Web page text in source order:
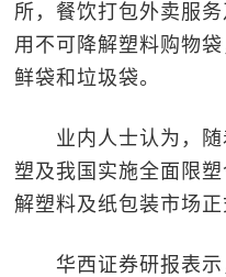
所，餐饮打包外卖服
用不可降解塑料购物
鲜袋和垃圾袋。
业内人士认为，随
塑及我国实施全面限
解塑料及纸包装市场正
华西证券研报表示